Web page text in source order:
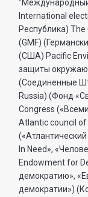
International
Республика)
(GMF)
(США) Pacific
защиты
(Соединенные
Russia) (Фонд
Congress
Atlantic council
In Need»,
Endowment for
демократию»,
демократии»)